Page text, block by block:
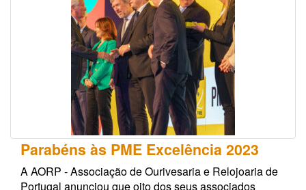
Parabéns às PME Excelência 2023
A AORP - Associação de Ourivesaria e Relojoaria de
Portugal anunciou que oito dos seus associados